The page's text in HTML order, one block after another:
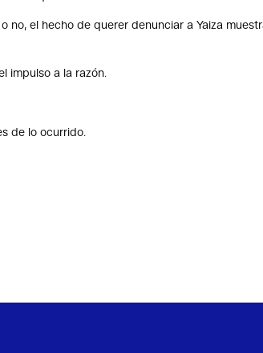
no, el hecho de querer denunciar a Yaiza
impulso a la razón.
de lo ocurrido.